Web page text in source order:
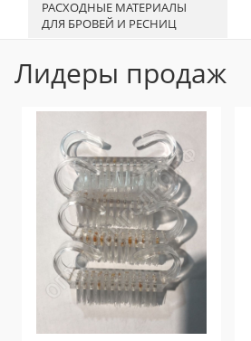
Воскоплавы
РАСХОДНЫЕ МАТЕРИАЛЫ
ДЛЯ БРОВЕЙ И РЕСНИЦ
Лидеры продаж